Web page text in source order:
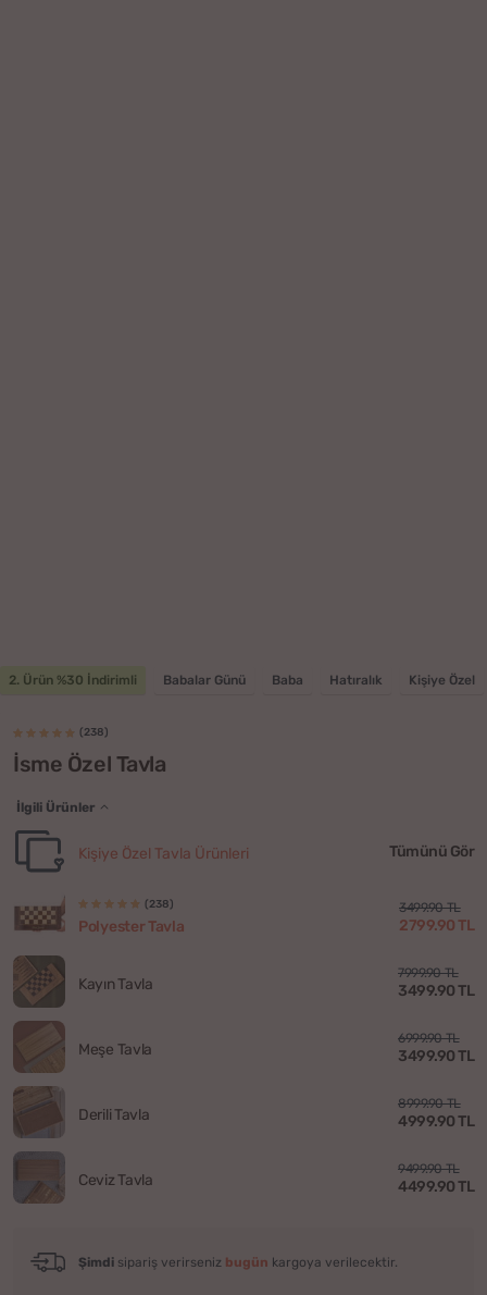
2. Ürün %30 İndirimli Babalar Günü Baba Hatıralık Kişiye Özel
(238)
İsme Özel Tavla
İlgili Ürünler
Kişiye Özel Tavla Ürünleri Tümünü Gör
(238)
Polyester Tavla
3499.90 TL
2799.90 TL
Kayın Tavla
7999.90 TL
3499.90 TL
Meşe Tavla
6999.90 TL
3499.90 TL
Derili Tavla
8999.90 TL
4999.90 TL
Ceviz Tavla
9499.90 TL
4499.90 TL
Şimdi sipariş verirseniz bugün kargoya verilecektir.